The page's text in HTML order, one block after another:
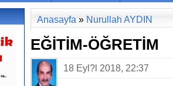
Anasayfa » Nurullah AYDIN
EĞİTİM-ÖĞRETİM
18 Eyl?l 2018, 22:37